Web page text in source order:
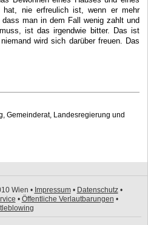
hat, nie erfreulich ist, wenn er mehr
man in dem Fall wenig zahlt und
ist das irgendwie bitter. Das ist
wird sich darüber freuen. Das
Gemeinderat, Landesregierung und
Wien • Impressum• Datenschutz•
• Öffentliche Verlautbarungen •